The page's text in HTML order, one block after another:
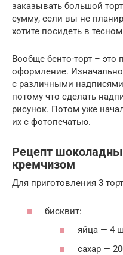
заказывать большой
сумму, если вы не
хотите посидеть в тесном
Вообще бенто-торт – это
оформление.
с различными
потому что сделать
рисунок. Потом уже
их с фотопечатью.
Рецепт
кремчизом
Для приготовления 3
бисквит:
яйца — 4
сахар —